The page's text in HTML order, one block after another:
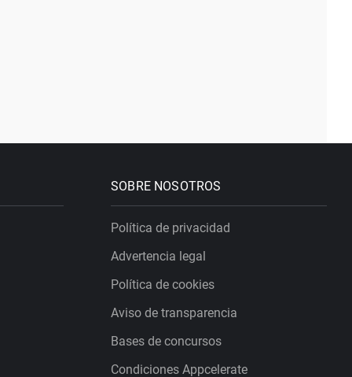
SOBRE NOSOTROS
Política de privacidad
Advertencia legal
Política de cookies
Aviso de transparencia
Bases de concursos
Condiciones Appcelerate